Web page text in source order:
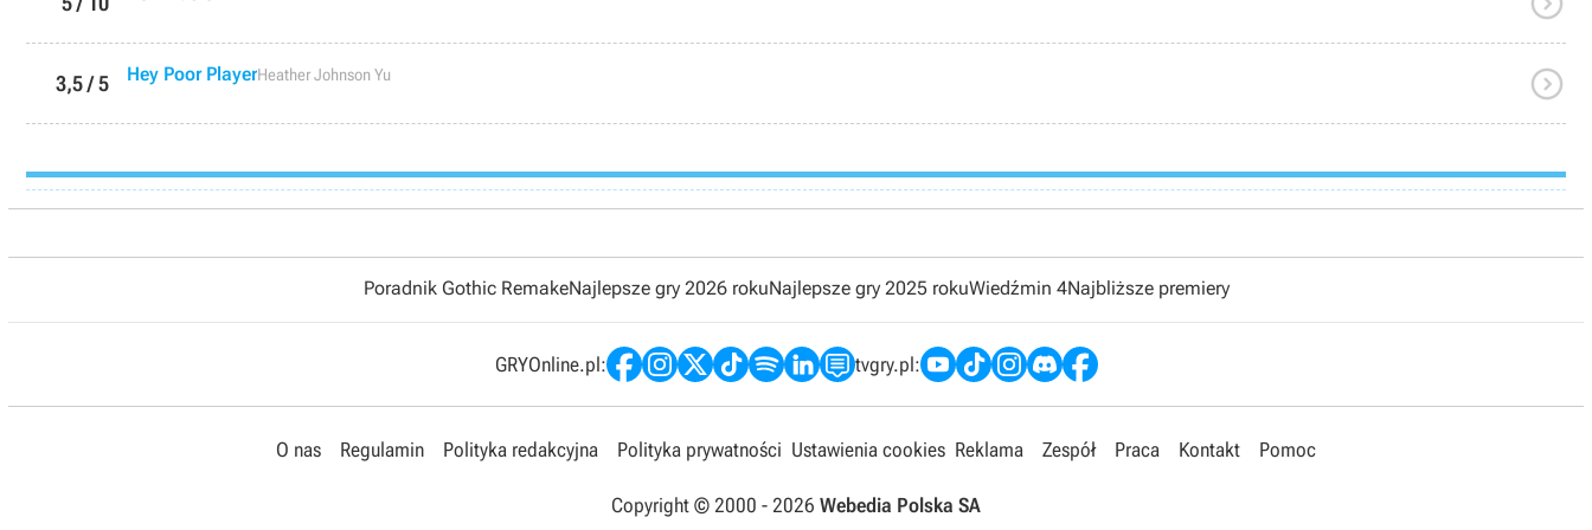
3,5 / 5 Hey Poor PlayerHeather Johnson Yu 
Poradnik Gothic RemakeNajlepsze gry 2026 rokuNajlepsze gry 2025 rokuWiedźmin 4Najbliższe premiery
GRYOnline.pl: tvgry.pl:
O nas Regulamin Polityka redakcyjna Polityka prywatności Ustawienia cookies Reklama Zespół Praca Kontakt Pomoc
Copyright © 2000 - 2026 Webedia Polska SA